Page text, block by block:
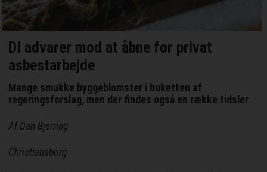
DI advarer mod at åbne for privat
asbestarbejde
Mange smukke byggeblomster i buketten af
regeringsforslag, men der findes også en række tidsler
Af Dan Bjerring
Christiansborg